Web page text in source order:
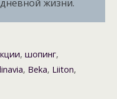
жизни.
, шопинг,
, Beka, Liiton,